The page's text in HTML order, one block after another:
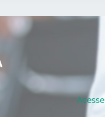
Acesse